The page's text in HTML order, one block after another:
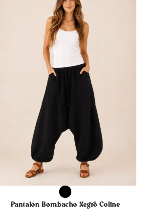
OPCIONES
Pantalón Bombacho Negro Coline